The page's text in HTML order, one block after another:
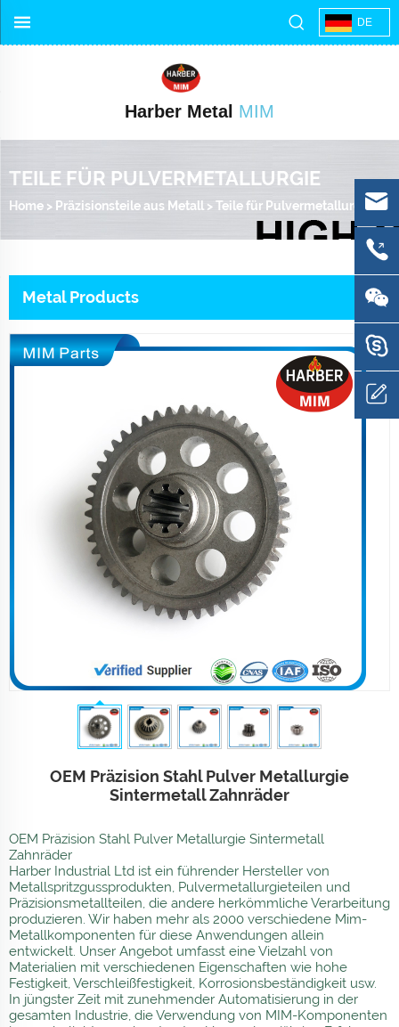
DE
Harber Metal MIM
TEILE FÜR PULVERMETALLURGIE
Home > Präzisionsteile aus Metall >Teile für Pulvermetallurgie
Metal Products
OEM Präzision Stahl Pulver Metallurgie
Sintermetall Zahnräder
OEM Präzision Stahl Pulver Metallurgie Sintermetall
Zahnräder
Harber Industrial Ltd ist ein führender Hersteller von
Metallspritzgussprodukten, Pulvermetallurgieteilen und
Präzisionsmetallteilen, die andere herkömmliche Verarbeitung
produzieren. Wir haben mehr als 2000 verschiedene Mim-
Metallkomponenten für diese Anwendungen allein
entwickelt. Unser Angebot umfasst eine Vielzahl von
Materialien mit verschiedenen Eigenschaften wie hohe
Festigkeit, Verschleißfestigkeit, Korrosionsbeständigkeit usw.
In jüngster Zeit mit zunehmender Automatisierung in der
gesamten Industrie, die Verwendung von MIM-Komponenten